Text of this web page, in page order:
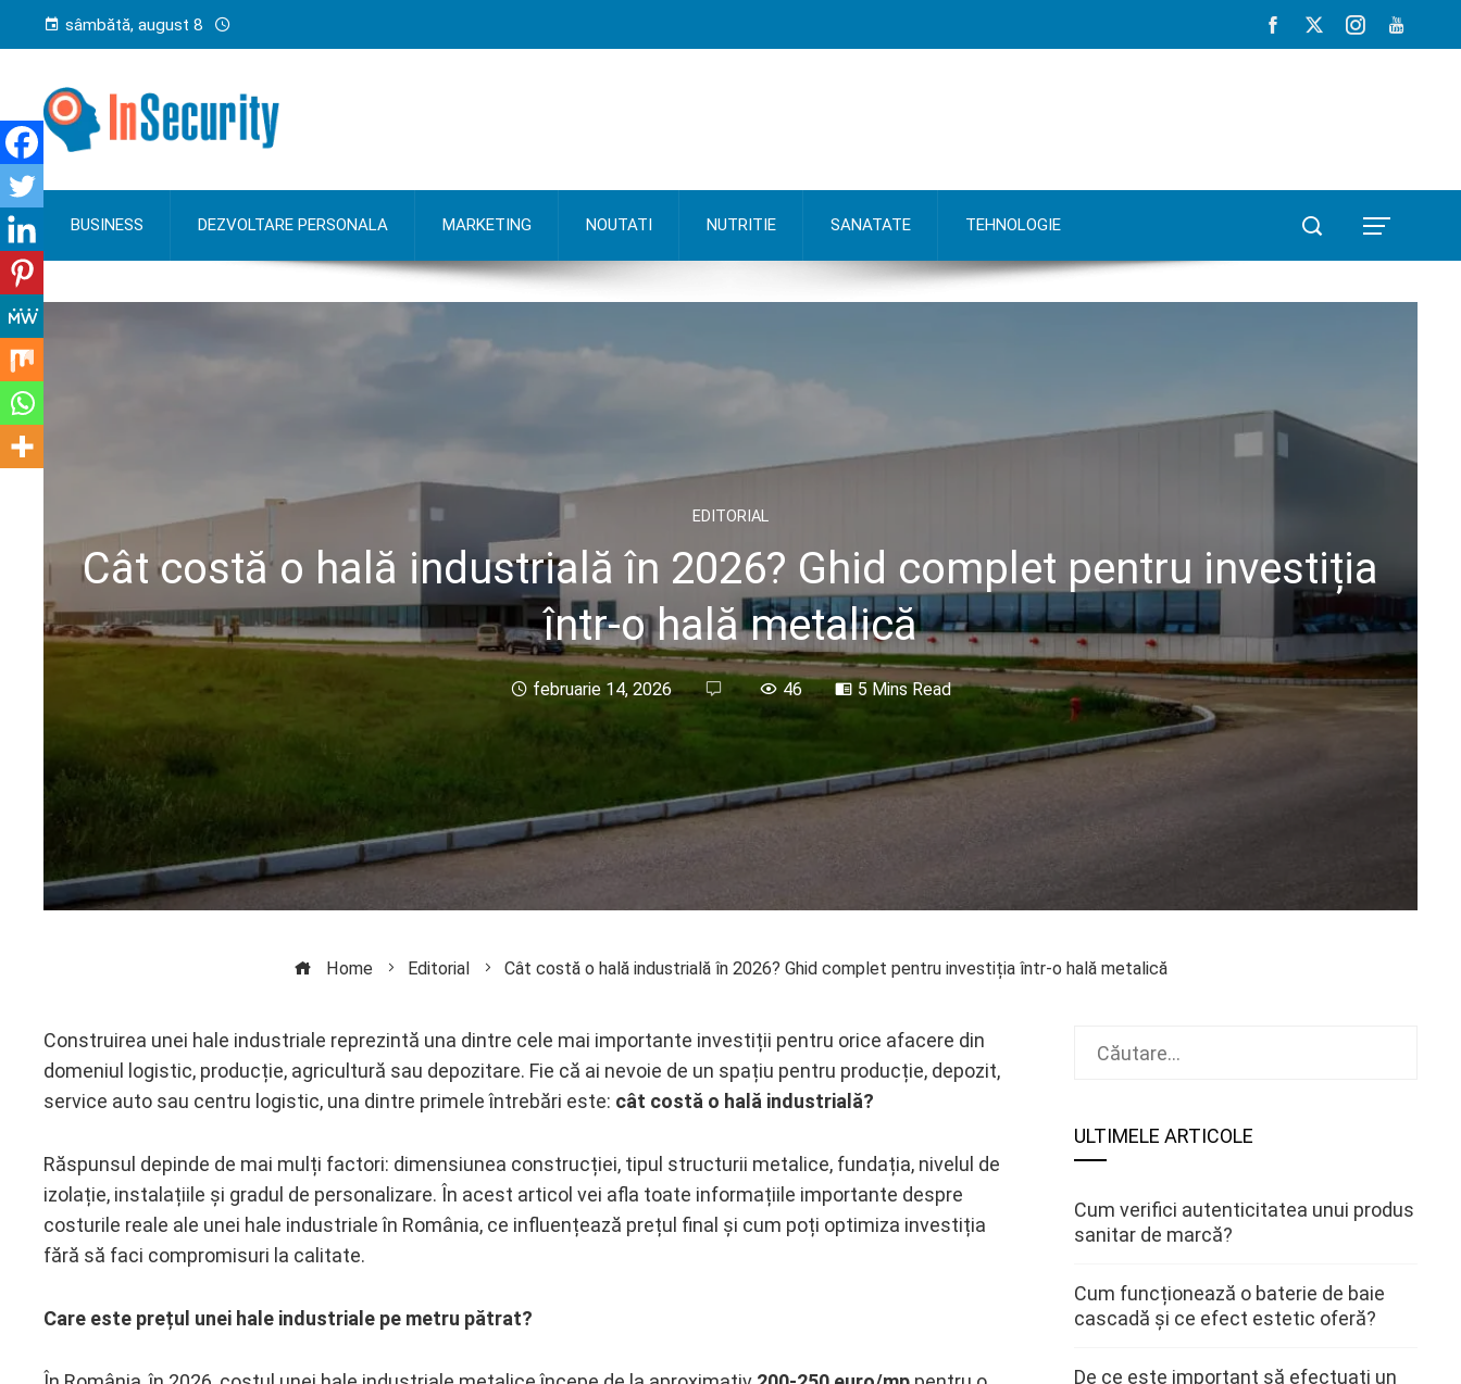
sâmbătă, august 8
BUSINESS DEZVOLTARE PERSONALA MARKETING NOUTATI NUTRITIE SANATATE TEHNOLOGIE
EDITORIAL
Cât costă o hală industrială în 2026? Ghid complet pentru investiția
într-o hală metalică
februarie 14, 2026 46 5 Mins Read
Home Editorial Cât costă o hală industrială în 2026? Ghid complet pentru investiția într-o hală metalică
Construirea unei hale industriale reprezintă una dintre cele mai importante investiții pentru orice afacere din
domeniul logistic, producție, agricultură sau depozitare. Fie că ai nevoie de un spațiu pentru producție, depozit,
service auto sau centru logistic, una dintre primele întrebări este: cât costă o hală industrială?
Răspunsul depinde de mai mulți factori: dimensiunea construcției, tipul structurii metalice, fundația, nivelul de
izolație, instalațiile și gradul de personalizare. În acest articol vei afla toate informațiile importante despre
costurile reale ale unei hale industriale în România, ce influențează prețul final și cum poți optimiza investiția
fără să faci compromisuri la calitate.
Care este prețul unei hale industriale pe metru pătrat?
ULTIMELE ARTICOLE
Cum verifici autenticitatea unui produs
sanitar de marcă?
Cum funcționează o baterie de baie
cascadă și ce efect estetic oferă?
De ce este important să efectuați un